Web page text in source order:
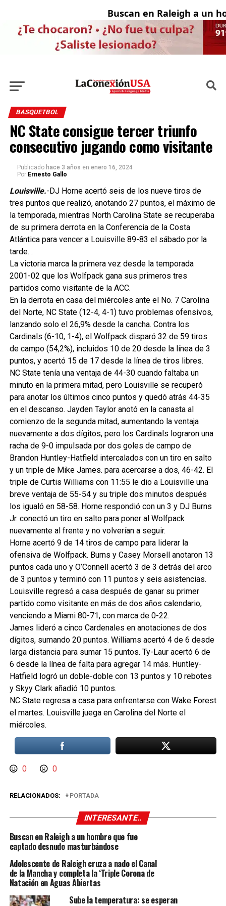
Buscan en Raleigh a un
BASQUETBOL
NC State consigue tercer triunfo
consecutivo jugando como visitante
Publicado hace 3 años en enero 16, 2024
Por Ernesto Gallo
Louisville.-DJ Horne acertó seis de los nueve tiros de
tres puntos que realizó, anotando 27 puntos, el máximo de
la temporada, mientras North Carolina State se recuperaba
de su primera derrota en la Conferencia de la Costa
Atlántica para vencer a Louisville 89-83 el sábado por la
tarde. .
La victoria marca la primera vez desde la temporada
2001-02 que los Wolfpack gana sus primeros tres
partidos como visitante de la ACC.
En la derrota en casa del miércoles ante el No. 7 Carolina
del Norte, NC State (12-4, 4-1) tuvo problemas ofensivos,
lanzando solo el 26,9% desde la cancha. Contra los
Cardinals (6-10, 1-4), el Wolfpack disparó 32 de 59 tiros
de campo (54,2%), incluidos 10 de 20 desde la línea de 3
puntos, y acertó 15 de 17 desde la línea de tiros libres.
NC State tenía una ventaja de 44-30 cuando faltaba un
minuto en la primera mitad, pero Louisville se recuperó
para anotar los últimos cinco puntos y quedó atrás 44-35
en el descanso. Jayden Taylor anotó en la canasta al
comienzo de la segunda mitad, aumentando la ventaja
nuevamente a dos dígitos, pero los Cardinals lograron una
racha de 9-0 impulsada por dos goles de campo de
Brandon Huntley-Hatfield intercalados con un tiro en salto
y un triple de Mike James. para acercarse a dos, 46-42. El
triple de Curtis Williams con 11:55 le dio a Louisville una
breve ventaja de 55-54 y su triple dos minutos después
los igualó en 58-58. Horne respondió con un 3 y DJ Burns
Jr. conectó un tiro en salto para poner al Wolfpack
nuevamente al frente y no volverían a seguir.
Horne acertó 9 de 14 tiros de campo para liderar la
ofensiva de Wolfpack. Burns y Casey Morsell anotaron 13
puntos cada uno y O’Connell acertó 3 de 3 detrás del arco
de 3 puntos y terminó con 11 puntos y seis asistencias.
Louisville regresó a casa después de ganar su primer
partido como visitante en más de dos años calendario,
venciendo a Miami 80-71, con marca de 0-22.
James lideró a cinco Cardenales en anotaciones de dos
dígitos, sumando 20 puntos. Williams acertó 4 de 6 desde
larga distancia para sumar 15 puntos. Ty-Laur acertó 6 de
6 desde la línea de falta para agregar 14 más. Huntley-
Hatfield logró un doble-doble con 13 puntos y 10 rebotes
y Skyy Clark añadió 10 puntos.
NC State regresa a casa para enfrentarse con Wake Forest
el martes. Louisville juega en Carolina del Norte el
miércoles.
0 0
RELACIONADOS: PORTADA
INTERESANTE..
Buscan en Raleigh a un hombre que fue
captado desnudo masturbándose
Adolescente de Raleigh cruza a nado el Canal
de la Mancha y completa la ‘Triple Corona de
Natación en Aguas Abiertas
Sube la temperatura: se esperan